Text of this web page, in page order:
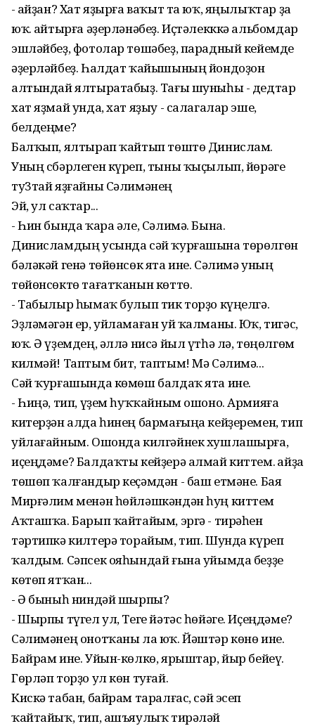
- Ҡайҙан? Хат яҙырға ваҡыт та юҡ, яңылыҡтар ҙа
юҡ. Ҡайтырға әҙерләнәбеҙ. Иҫтәлекккә альбомдар
эшләйбеҙ, фотолар төшәбеҙ, парадный кейемде
әҙерләйбеҙ. Һалдат ҡайышының йондоҙон
алтындай ялтыратабыҙ. Тағы шуныһы - дедтар
хат яҙмай унда, хат яҙыу - салагалар эше,
белдеңме?
Балҡып, ялтырап ҡайтып төштө Динислам.
Уның сбәрлеген күреп, тыны ҡыҫылып, йөрәге
ту3тай яҙғайны Сәлимәнең
Эй, ул саҡтар...
- Һин бында ҡара әле, Сәлимә. Бына.
Динисламдың усында сәй ҡурғашына төрөлгөн
бәләкәй генә төйөнсөк ята ине. Сәлимә уның
төйөнсөктө тағатҡанын көттө.
- Табылыр һымаҡ булып тик торҙо күңелгә.
Эҙләмәгән ер, уйламаған уй ҡалманы. Юҡ, тигәс,
юҡ. Ә үҙемдең, әллә нисә йыл үтһә лә, төңөлгөм
килмәй! Таптым бит, таптым! Мә Сәлимә...
Сәй ҡурғашында көмөш балдаҡ ята ине.
- Һиңә, тип, үҙем һуҡҡайным ошоно. Армияға
китерҙән алда һинең бармағыңа кейҙеремен, тип
уйлағайным. Ошонда килгәйнек хушлашырға,
иҫеңдәме? Балдаҡты кейҙерә алмай киттем. Ҡайҙа
төшөп ҡалғандыр кеҫәмдән - баш етмәне. Бая
Мирғәлим менән һөйләшкәндән һуң киттем
Аҡташҡа. Барып ҡайтайым, эргә - тирәһен
тәртипкә килтерә торайым, тип. Шунда күреп
ҡалдым. Сәпсек ояһындай ғына уйымда беҙҙе
көтөп ятҡан...
- Ә быныһ ниндәй шырпы?
- Шырпы түгел ул, Теге йәтәс һөйәге. Иҫеңдәме?
Сәлимәнең онотҡаны ла юҡ. Йәштәр көнө ине.
Байрам ине. Уйын-көлкө, ярыштар, йыр бейеү.
Гөрләп торҙо ул көн туғай.
Кискә табан, байрам таралғас, сәй эсеп
ҡайтайыҡ, тип, ашъяулыҡ тирәләй